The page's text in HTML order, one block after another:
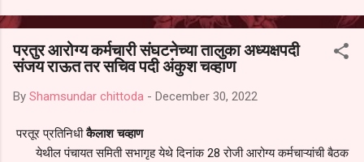
करण्यात यावी आणि सर्व पालकांच्या उपस्थितीत मतदान पद्धतीने शालेय समितीची
फेरनिवडणूक घेण्यात यावी, अशी मागणी पालकांनी केली आहे. या निवेदनाच्या प्रती
जिल्हा शिक्षण अधिकारी (प्राथमिक), जालना तसेच तालुका शिक्षण अधिकारी,
परतूर यांनाही पाठविण्यात आल्या असून प्रशासन याबाबत काय निर्णय घेते, याकडे
परतुर आरोग्य कर्मचारी संघटनेच्या तालुका अध्यक्षपदी
संजय राऊत तर सचिव पदी अंकुश चव्हाण
By Shamsundar chittoda - December 30, 2022
परतूर प्रतिनिधीकैलाश चव्हाण
येथील पंचायत समिती सभागृह येथे दिनांक 28 रोजी आरोग्य कर्मचाऱ्यांची बैठक